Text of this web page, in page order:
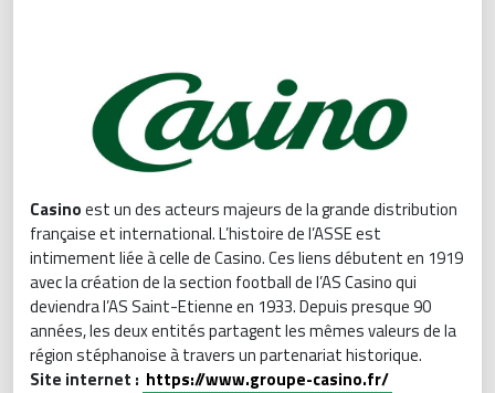
Casinoest un des acteurs majeurs de la grande distribution
française et international. L’histoire de l’ASSE est
intimement liée à celle de Casino. Ces liens débutent en 1919
avec la création de la section football de l’AS Casino qui
deviendra l’AS Saint-Etienne en 1933. Depuis presque 90
années, les deux entités partagent les mêmes valeurs de la
région stéphanoise à travers un partenariat historique.
Site internet : https://www.groupe-casino.fr/